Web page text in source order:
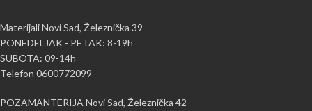
Materijali Novi Sad, Železnička 39
PONEDELJAK - PETAK: 8-19h
SUBOTA: 09-14h
Telefon 0600772099
POZAMANTERIJA Novi Sad, Železnička 42